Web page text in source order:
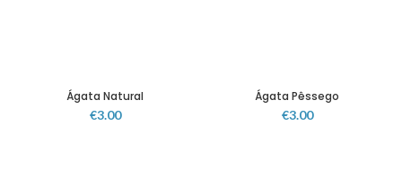
Ágata Natural
€3.00
Ágata Pêssego
€3.00